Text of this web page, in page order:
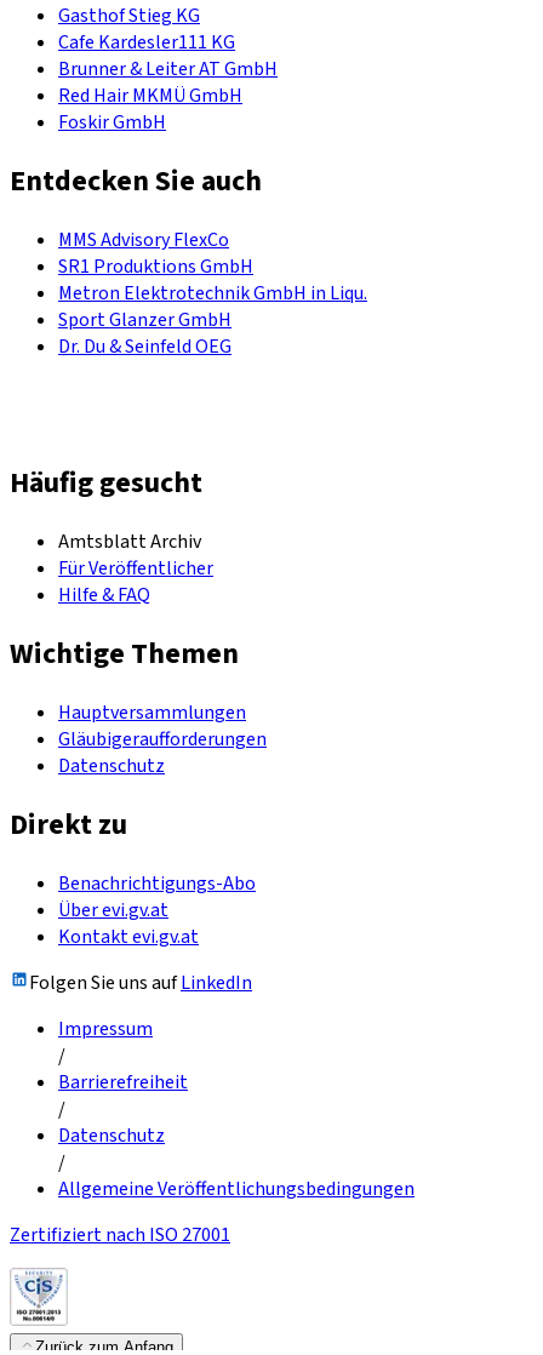
Gasthof Stieg KG
Cafe Kardesler111 KG
Brunner & Leiter AT GmbH
Red Hair MKMÜ GmbH
Foskir GmbH
Entdecken Sie auch
MMS Advisory FlexCo
SR1 Produktions GmbH
Metron Elektrotechnik GmbH in Liqu.
Sport Glanzer GmbH
Dr. Du & Seinfeld OEG
Häufig gesucht
Amtsblatt Archiv
Für Veröffentlicher
Hilfe & FAQ
Wichtige Themen
Hauptversammlungen
Gläubigeraufforderungen
Datenschutz
Direkt zu
Benachrichtigungs-Abo
Über evi.gv.at
Kontakt evi.gv.at
Folgen Sie uns aufLinkedIn
Impressum
/
Barrierefreiheit
/
Datenschutz
/
Allgemeine Veröffentlichungsbedingungen
Zertifiziert nach ISO 27001
Zurück zum Anfang